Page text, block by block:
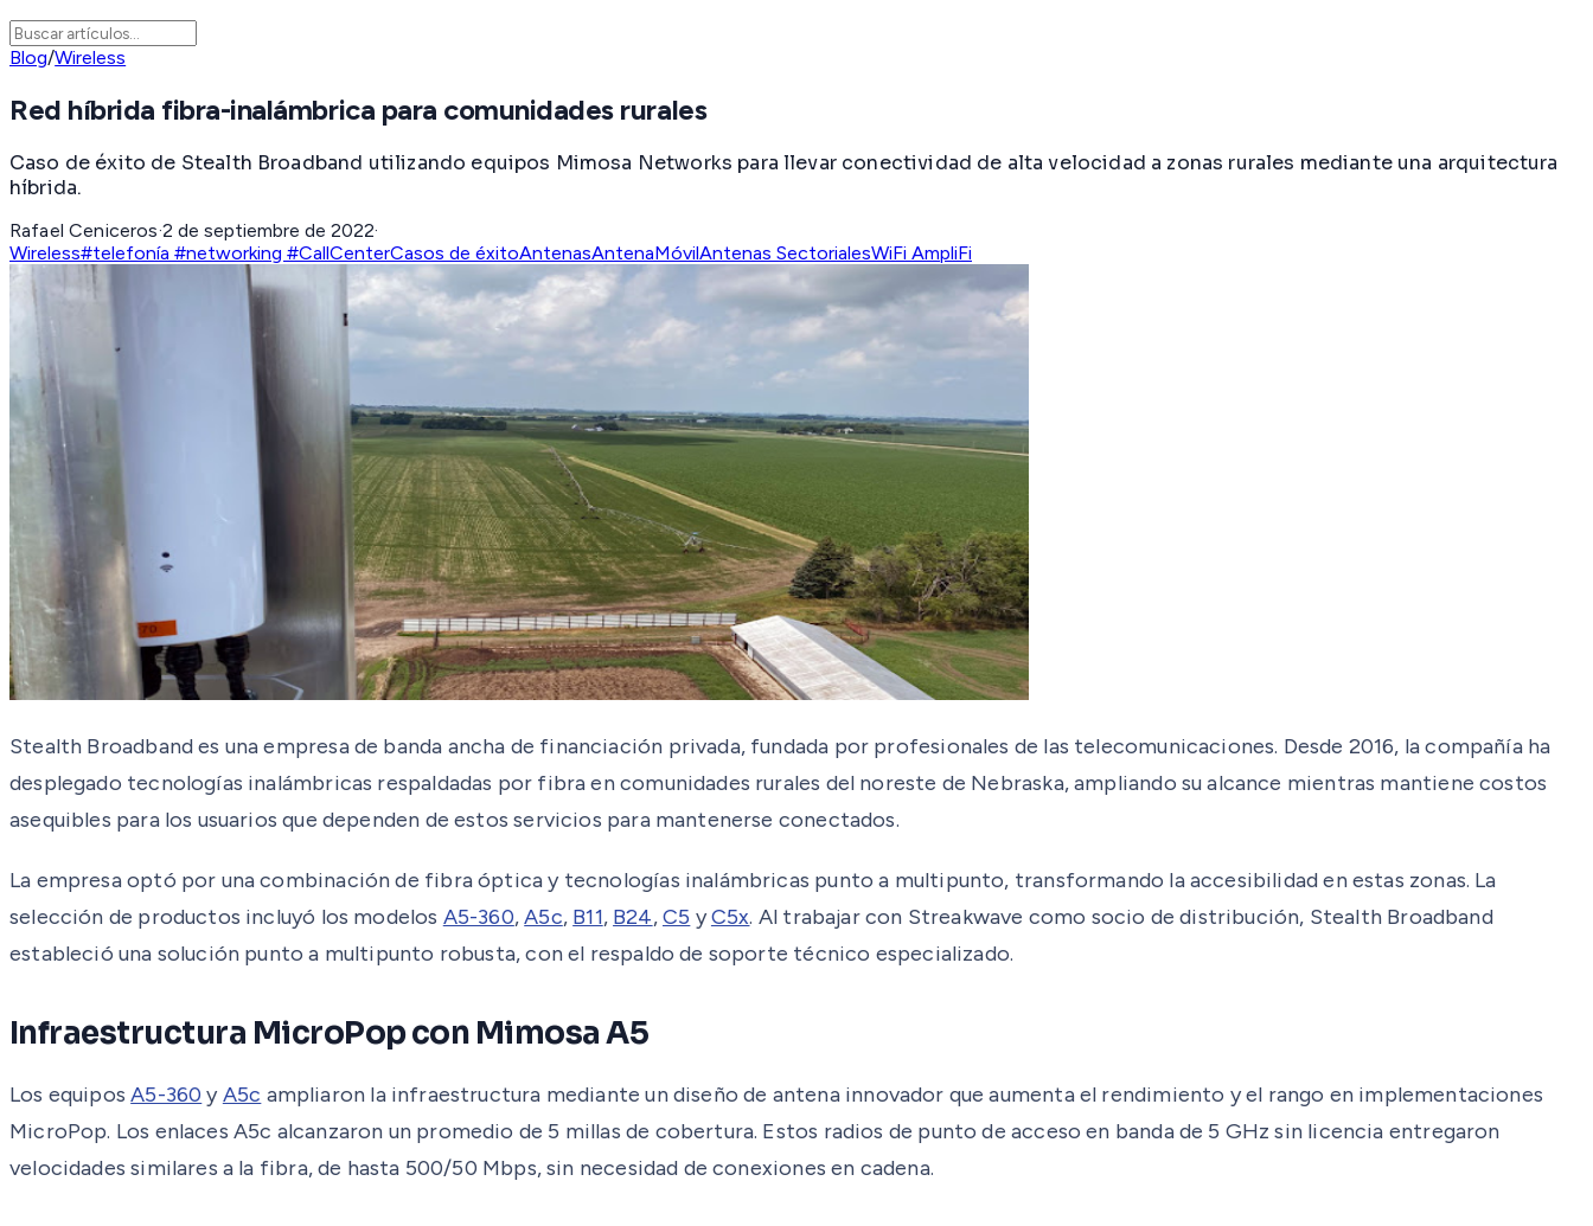
Blog/Wireless
Red híbrida fibra-inalámbrica para comunidades rurales
Caso de éxito de Stealth Broadband utilizando equipos Mimosa Networks para llevar conectividad de alta velocidad a zonas rurales mediante una arquitectura
híbrida.
Rafael Ceniceros·2 de septiembre de 2022·
Wireless#telefonía #networking #CallCenterCasos de éxitoAntenasAntenaMóvilAntenas SectorialesWiFi AmpliFi
Stealth Broadband es una empresa de banda ancha de financiación privada, fundada por profesionales de las telecomunicaciones. Desde 2016, la compañía ha
desplegado tecnologías inalámbricas respaldadas por fibra en comunidades rurales del noreste de Nebraska, ampliando su alcance mientras mantiene costos
asequibles para los usuarios que dependen de estos servicios para mantenerse conectados.
La empresa optó por una combinación de fibra óptica y tecnologías inalámbricas punto a multipunto, transformando la accesibilidad en estas zonas. La
selección de productos incluyó los modelos A5-360,A5c, B11, B24,C5 yC5x. Al trabajar con Streakwave como socio de distribución, Stealth Broadband
estableció una solución punto a multipunto robusta, con el respaldo de soporte técnico especializado.
Infraestructura MicroPop con Mimosa A5
Los equiposA5-360 yA5c ampliaron la infraestructura mediante un diseño de antena innovador que aumenta el rendimiento y el rango en implementaciones
MicroPop. Los enlaces A5c alcanzaron un promedio de 5 millas de cobertura. Estos radios de punto de acceso en banda de 5 GHz sin licencia entregaron
velocidades similares a la fibra, de hasta 500/50 Mbps, sin necesidad de conexiones en cadena.